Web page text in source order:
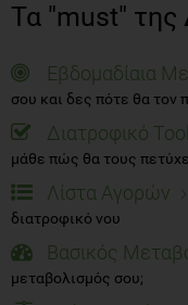
Τα "must" της
Εβδομαδίαια
σου και δες πότε θα τον
Διατροφικό Tool
μάθε πώς θα τους
Λίστα Αγορών
διατροφικό νου
Βασικός
μεταβολισμός σου;